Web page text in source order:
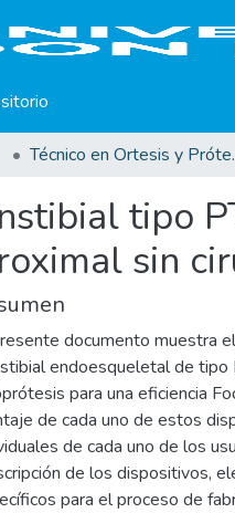
tipo
sin
documento muestra
endoesqueletal de tipo
para una eficiencia
de cada uno de estos
de cada uno de los
de los dispositivos,
para el proceso de